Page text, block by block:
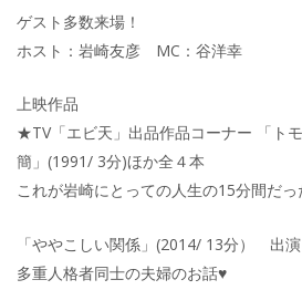
ゲスト多数来場！
ホスト：岩崎友彦 MC：谷洋幸
上映作品
★TV「エビ天」出品作品コーナー 「ト
簡」(1991/ 3分)ほか全４本
これが岩崎にとっての人生の15分間だっ
「ややこしい関係」(2014/ 13分） 出
多重人格者同士の夫婦のお話♥